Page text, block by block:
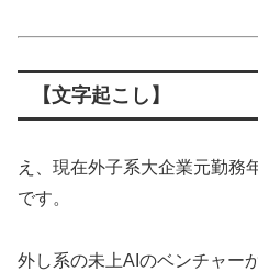
【文字起こし】
え、現在外子系大企業元勤務
です。
外し系の未上AIのベンチャー